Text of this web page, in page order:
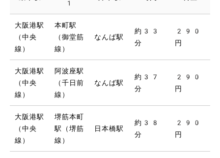
1
大阪港駅
（中央
線）
本町駅
（御堂筋
線）
なんば駅
約33
分
290
円
大阪港駅
（中央
線）
阿波座駅
（千日前
線）
なんば駅
約37
分
290
円
大阪港駅
（中央
線）
堺筋本町
駅（堺筋
線）
日本橋駅
約38
分
290
円